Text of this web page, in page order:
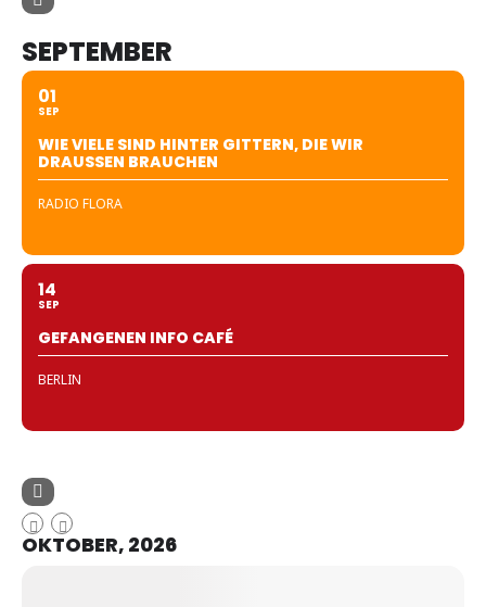
SEPTEMBER
01
SEP
WIE VIELE SIND HINTER GITTERN, DIE WIR
DRAUSSEN BRAUCHEN
RADIO FLORA
14
SEP
GEFANGENEN INFO CAFÉ
BERLIN
OKTOBER, 2026